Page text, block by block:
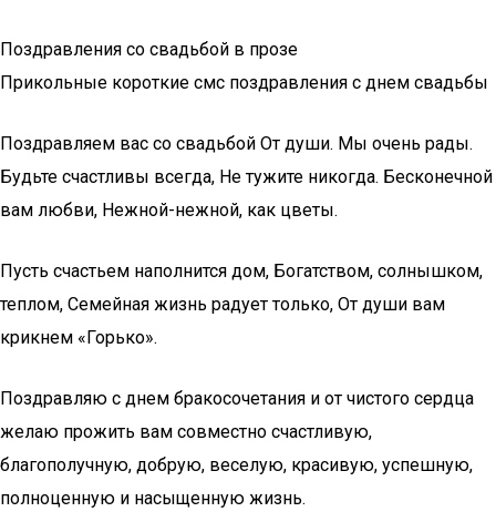
Поздравления со свадьбой в прозе
Прикольные короткие смс поздравления с днем свадьбы
Поздравляем вас со свадьбой От души. Мы очень рады.
Будьте счастливы всегда, Не тужите никогда. Бесконечной
вам любви, Нежной-нежной, как цветы.
Пусть счастьем наполнится дом, Богатством, солнышком,
теплом, Семейная жизнь радует только, От души вам
крикнем «Горько».
Поздравляю с днем бракосочетания и от чистого сердца
желаю прожить вам совместно счастливую,
благополучную, добрую, веселую, красивую, успешную,
полноценную и насыщенную жизнь.